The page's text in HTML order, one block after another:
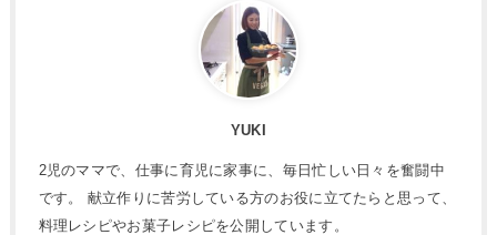
YUKI
2児のママで、仕事に育児に家事に、毎日忙しい日々を奮闘中
です。 献立作りに苦労している方のお役に立てたらと思って、
料理レシピやお菓子レシピを公開しています。